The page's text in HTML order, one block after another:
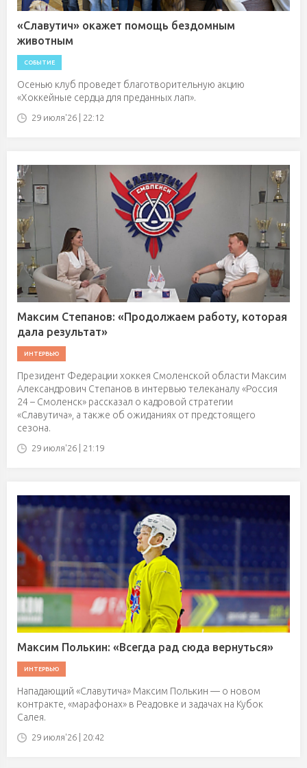
«Славутич» окажет помощь бездомным
животным
СОБЫТИЕ
Осенью клуб проведет благотворительную акцию
«Хоккейные сердца для преданных лап».
29 июля'26 | 22:12
Максим Степанов: «Продолжаем работу, которая
дала результат»
ИНТЕРВЬЮ
Президент Федерации хоккея Смоленской области Максим
Александрович Степанов в интервью телеканалу «Россия
24 – Смоленск» рассказал о кадровой стратегии
«Славутича», а также об ожиданиях от предстоящего
сезона.
29 июля'26 | 21:19
Максим Полькин: «Всегда рад сюда вернуться»
ИНТЕРВЬЮ
Нападающий «Славутича» Максим Полькин — о новом
контракте, «марафонах» в Реадовке и задачах на Кубок
Салея.
29 июля'26 | 20:42